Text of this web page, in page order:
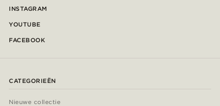
INSTAGRAM
YOUTUBE
FACEBOOK
CATEGORIEËN
Nieuwe collectie